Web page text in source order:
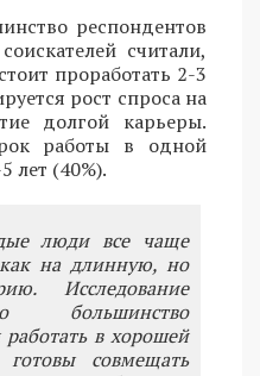
респондентов
считали,
проработать 2-3
рост спроса на
долгой карьеры.
работы в одной
лет (40%).
люди все чаще
на длинную, но
Исследование
большинство
в хорошей
совмещать